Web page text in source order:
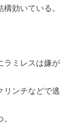
効いている。
ラミレスは嫌が
リンチなどで逃